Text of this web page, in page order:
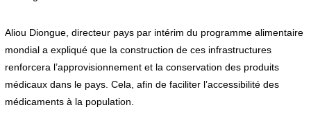
Aliou Diongue, directeur pays par intérim du programme alimentaire
mondial a expliqué que la construction de ces infrastructures
renforcera l’approvisionnement et la conservation des produits
médicaux dans le pays. Cela, afin de faciliter l’accessibilité des
médicaments à la population.